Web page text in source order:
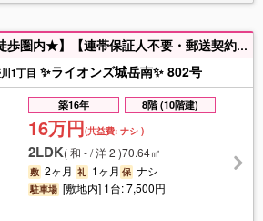
【モノレール 壺川 駅 徒歩圏内★】【連帯保証人不要・郵送契約ok・分譲マンション★】☆グーグル口コミ評価５つ星店☆ 良いお部屋をわかりやすく掲載することを心がけております。初めてお部屋探しをするお客様でも安心してお選びいただけます。気になるお部屋がございましたらお気軽にご相談下さい😊🐇🚗✨
1丁目 ✨ライオンズ城岳南✨ 802号
築16年 8階 (10階建)
16万円(共益費:ナシ )
2LDK(和 - / 洋 2 )70.64㎡
敷 2ヶ月 礼 1ヶ月保 ナシ
駐車場 [敷地内] 1台: 7,500円